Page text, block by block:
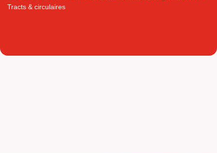
Tracts & circulaires